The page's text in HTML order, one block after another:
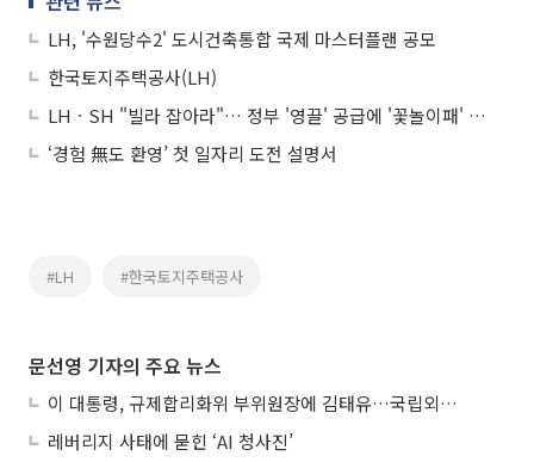
LH, '수원당수2' 도시건축통합 국제 마스터플랜 공모
한국토지주택공사(LH)
LHㆍSH "빌라 잡아라"… 정부 '영끌' 공급에 '꽃놀이패' 쥔 집주인들
‘경험 無도 환영’ 첫 일자리 도전 설명서
#LH #한국토지주택공사
문선영 기자의 주요 뉴스
이 대통령, 규제합리화위 부위원장에 김태유…국립외교원장 김흥규
레버리지 사태에 묻힌 ‘AI 청사진’